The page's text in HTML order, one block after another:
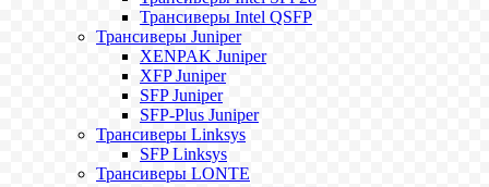
Трансиверы Intel QSFP
Трансиверы Juniper
XENPAK Juniper
XFP Juniper
SFP Juniper
SFP-Plus Juniper
Трансиверы Linksys
SFP Linksys
Трансиверы LONTE